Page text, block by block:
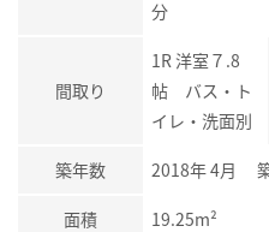
分
間取り
1R 洋室７.8
帖 バス・ト
イレ・洗面別
築年数 2018年 4月
面積 19.25m²